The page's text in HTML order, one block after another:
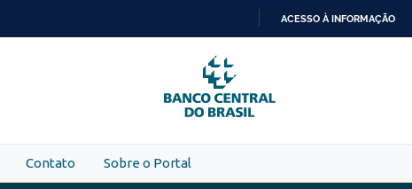
PARA
O
CONTEÚDO
ACESSO À INFORMAÇÃO
Contato Sobre o Portal